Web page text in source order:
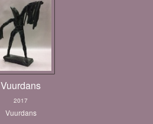
Vuurdans
2017
Vuurdans